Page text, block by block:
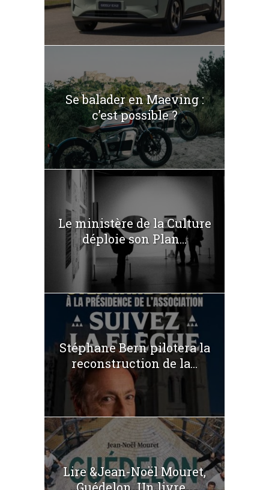
Se balader en Maeving :
c’est possible ?
Le ministère de la Culture
déploie son Plan...
Stéphane Bern pilotera la
reconstruction de la...
Lire &Jean-Noël Mouret,